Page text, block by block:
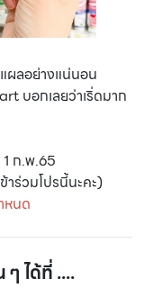
ผลอย่างแน่นอน
บอกเลยว่าเริ่ดมาก
ก.พ.65
ร่วมโปรนี้นะคะ)
หนด
ๆ ได้ที่ ....